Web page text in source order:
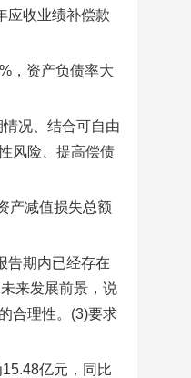
应收业绩补偿款
，资产负债率大
况、结合可自由
风险、提高偿债
产减值损失总额
告期内已经存在
来发展前景，说
合理性。(3)要求
亿元，同比